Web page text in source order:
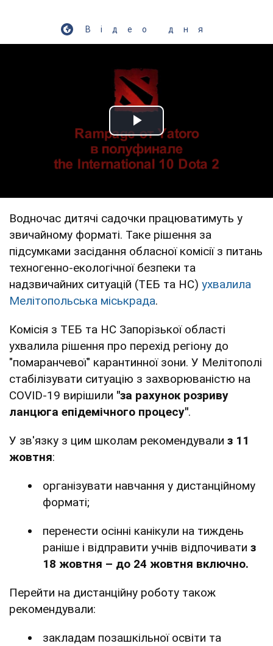
Відео дня
Play Video
Водночас дитячі садочки працюватимуть у
звичайному форматі. Таке рішення за
підсумками засідання обласної комісії з питань
техногенно-екологічної безпеки та
надзвичайних ситуацій (ТЕБ та НС) ухвалила
Мелітопольська міськрада.
Комісія з ТЕБ та НС Запорізької області
ухвалила рішення про перехід регіону до
"помаранчевої" карантинної зони. У Мелітополі
стабілізувати ситуацію з захворюваністю на
СОVID-19 вирішили "за рахунок розриву
ланцюга епідемічного процесу".
У зв'язку з цим школам рекомендували з 11
жовтня:
організувати навчання у дистанційному
форматі;
перенести осінні канікули на тиждень
раніше і відправити учнів відпочивати з
18 жовтня – до 24 жовтня включно.
Перейти на дистанційну роботу також
рекомендували:
закладам позашкільної освіти та